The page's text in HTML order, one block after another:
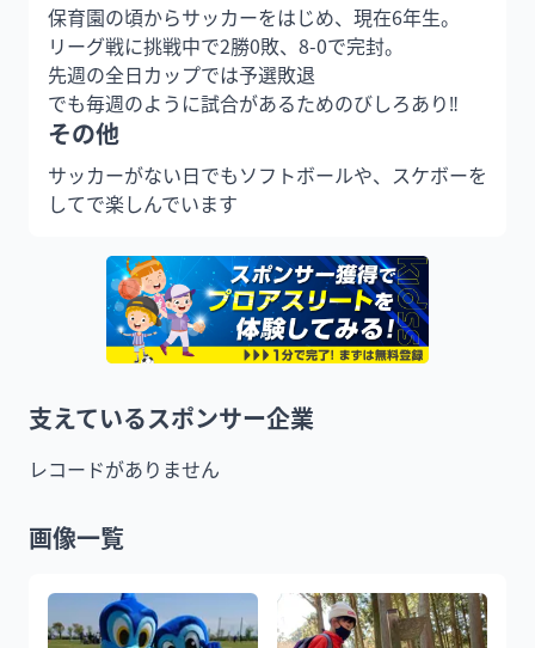
保育園の頃からサッカーをはじめ、現在6年生。
リーグ戦に挑戦中で2勝0敗、8-0で完封。
先週の全日カップでは予選敗退
でも毎週のように試合があるためのびしろあり‼︎
その他
サッカーがない日でもソフトボールや、スケボーを
してで楽しんでいます
支えているスポンサー企業
レコードがありません
画像一覧